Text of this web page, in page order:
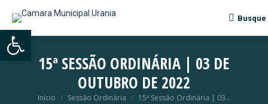
Search:
Busque
15ª SESSÃO ORDINÁRIA | 03 DE
OUTUBRO DE 2022
Você está aqui:
Início Sessão Ordinária 15ª Sessão Ordinária | 03…
Abrir a barra de ferramentas